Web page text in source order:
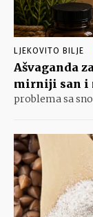
LJEKOVITO BILJE
Ašvaganda
mirniji san i
problema sa